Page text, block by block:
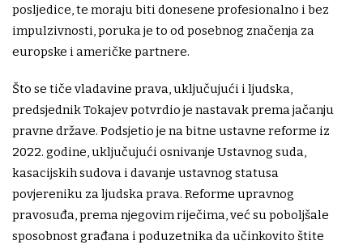
posljedice, te moraju biti donesene profesionalno i bez
impulzivnosti, poruka je to od posebnog značenja za
europske i američke partnere.
Što se tiče vladavine prava, uključujući i ljudska,
predsjednik Tokajev potvrdio je nastavak prema jačanju
pravne države. Podsjetio je na bitne ustavne reforme iz
2022. godine, uključujući osnivanje Ustavnog suda,
kasacijskih sudova i davanje ustavnog statusa
povjereniku za ljudska prava. Reforme upravnog
pravosuđa, prema njegovim riječima, već su poboljšale
sposobnost građana i poduzetnika da učinkovito štite